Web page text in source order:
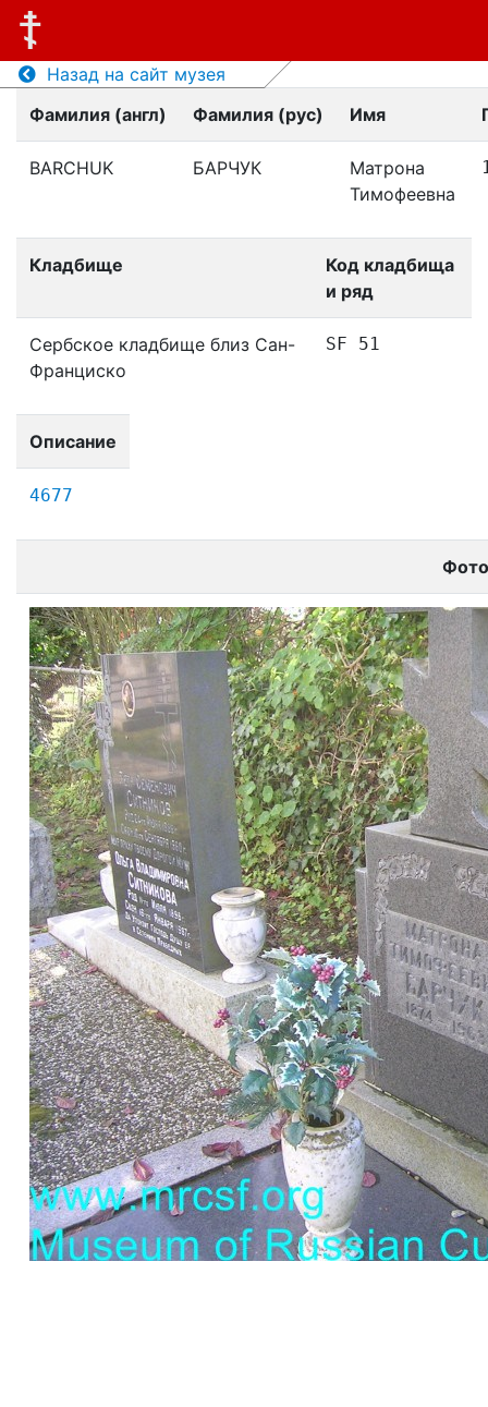
Назад на сайт музея
Фамилия (англ)
Фамилия (рус) Имя
BARCHUK БАРЧУК
Матрона
Тимофеевна
Кладбище
Код кладбища
и ряд
Сербское кладбище близ Сан-
Франциско
SF 51
Описание
4677
Фото